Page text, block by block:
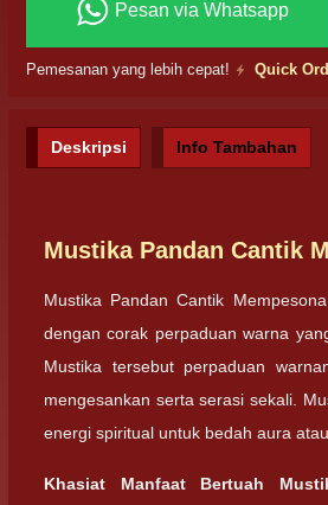
Pesan via Whatsapp
Pemesanan yang lebih cepat! Quick
Deskripsi Info Tambahan
Mustika Pandan Cantik
Mustika Pandan Cantik
dengan corak perpaduan warna
Mustika tersebut perpaduan
mengesankan serta serasi sekali.
energi spiritual untuk bedah aura
Khasiat Manfaat Bertuah